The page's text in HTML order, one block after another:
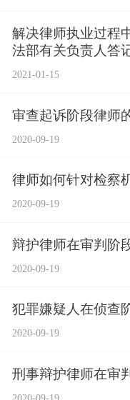
解决律师执业过程
法部有关负责人答
2021-01-15
审查起诉阶段律师
2020-09-19
律师如何针对检察
2020-09-19
辩护律师在审判阶
2020-09-19
犯罪嫌疑人在侦查
2020-09-19
刑事辩护律师在审
2020-09-19